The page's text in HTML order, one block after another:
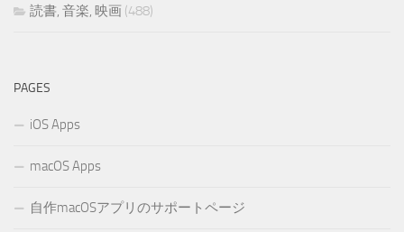
読書, 音楽, 映画 (488)
PAGES
iOS Apps
macOS Apps
自作macOSアプリのサポートページ